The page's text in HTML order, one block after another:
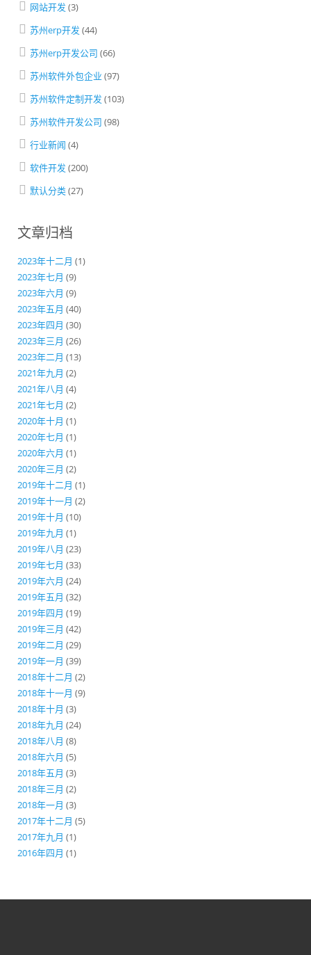
网站开发 (3)
苏州erp开发 (44)
苏州erp开发公司 (66)
苏州软件外包企业 (97)
苏州软件定制开发 (103)
苏州软件开发公司 (98)
行业新闻 (4)
软件开发 (200)
默认分类(27)
文章归档
2023年十二月 (1)
2023年七月 (9)
2023年六月 (9)
2023年五月 (40)
2023年四月 (30)
2023年三月 (26)
2023年二月 (13)
2021年九月 (2)
2021年八月 (4)
2021年七月 (2)
2020年十月 (1)
2020年七月 (1)
2020年六月 (1)
2020年三月 (2)
2019年十二月 (1)
2019年十一月 (2)
2019年十月 (10)
2019年九月 (1)
2019年八月 (23)
2019年七月 (33)
2019年六月 (24)
2019年五月 (32)
2019年四月 (19)
2019年三月 (42)
2019年二月 (29)
2019年一月 (39)
2018年十二月 (2)
2018年十一月 (9)
2018年十月 (3)
2018年九月 (24)
2018年八月 (8)
2018年六月 (5)
2018年五月 (3)
2018年三月 (2)
2018年一月 (3)
2017年十二月 (5)
2017年九月 (1)
2016年四月 (1)